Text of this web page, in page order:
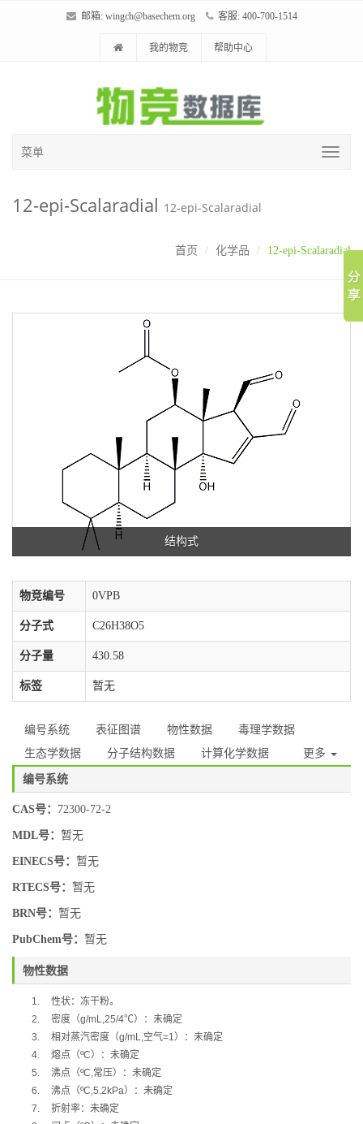
邮箱: wingch@basechem.org 客服: 400-700-1514
我的物竞 帮助中心
菜单
12-epi-Scalaradial 12-epi-Scalaradial
首页 化学品 12-epi-Scalaradial
结构式
物竞编号 0VPB
分子式 C26H38O5
分子量 430.58
标签 暂无
编号系统 表征图谱 物性数据
毒理学数据
生态学数据
分子结构数据 计算化学数据 更多
编号系统
CAS号： 72300-72-2
MDL号： 暂无
EINECS号： 暂无
RTECS号： 暂无
BRN号： 暂无
PubChem号： 暂无
物性数据
1.
性状：冻干粉。
2.
密度（g/mL,25/4℃）：未确定
3.
相对蒸汽密度（g/mL,空气=1）：未确定
4.
熔点（ºC）：未确定
5.
沸点（ºC,常压）：未确定
6.
沸点（ºC,5.2kPa）：未确定
7.
折射率：未确定